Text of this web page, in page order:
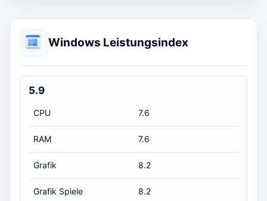
Windows Leistungsindex
5.9
CPU 7.6
RAM 7.6
Grafik 8.2
Grafik Spiele 8.2